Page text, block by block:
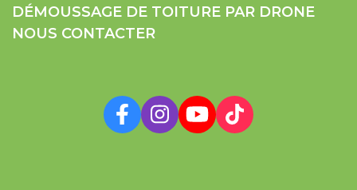
DÉMOUSSAGE DE TOITURE PAR DRONE
NOUS CONTACTER